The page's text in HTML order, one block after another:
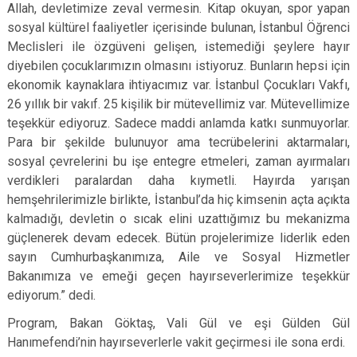
Allah, devletimize zeval vermesin. Kitap okuyan, spor yapan
sosyal kültürel faaliyetler içerisinde bulunan, İstanbul Öğrenci
Meclisleri ile özgüveni gelişen, istemediği şeylere hayır
diyebilen çocuklarımızın olmasını istiyoruz. Bunların hepsi için
ekonomik kaynaklara ihtiyacımız var. İstanbul Çocukları Vakfı,
26 yıllık bir vakıf. 25 kişilik bir mütevellimiz var. Mütevellimize
teşekkür ediyoruz. Sadece maddi anlamda katkı sunmuyorlar.
Para bir şekilde bulunuyor ama tecrübelerini aktarmaları,
sosyal çevrelerini bu işe entegre etmeleri, zaman ayırmaları
verdikleri paralardan daha kıymetli. Hayırda yarışan
hemşehrilerimizle birlikte, İstanbul’da hiç kimsenin açta açıkta
kalmadığı, devletin o sıcak elini uzattığımız bu mekanizma
güçlenerek devam edecek. Bütün projelerimize liderlik eden
sayın Cumhurbaşkanımıza, Aile ve Sosyal Hizmetler
Bakanımıza ve emeği geçen hayırseverlerimize teşekkür
ediyorum.” dedi.
Program, Bakan Göktaş, Vali Gül ve eşi Gülden Gül
Hanımefendi’nin hayırseverlerle vakit geçirmesi ile sona erdi.